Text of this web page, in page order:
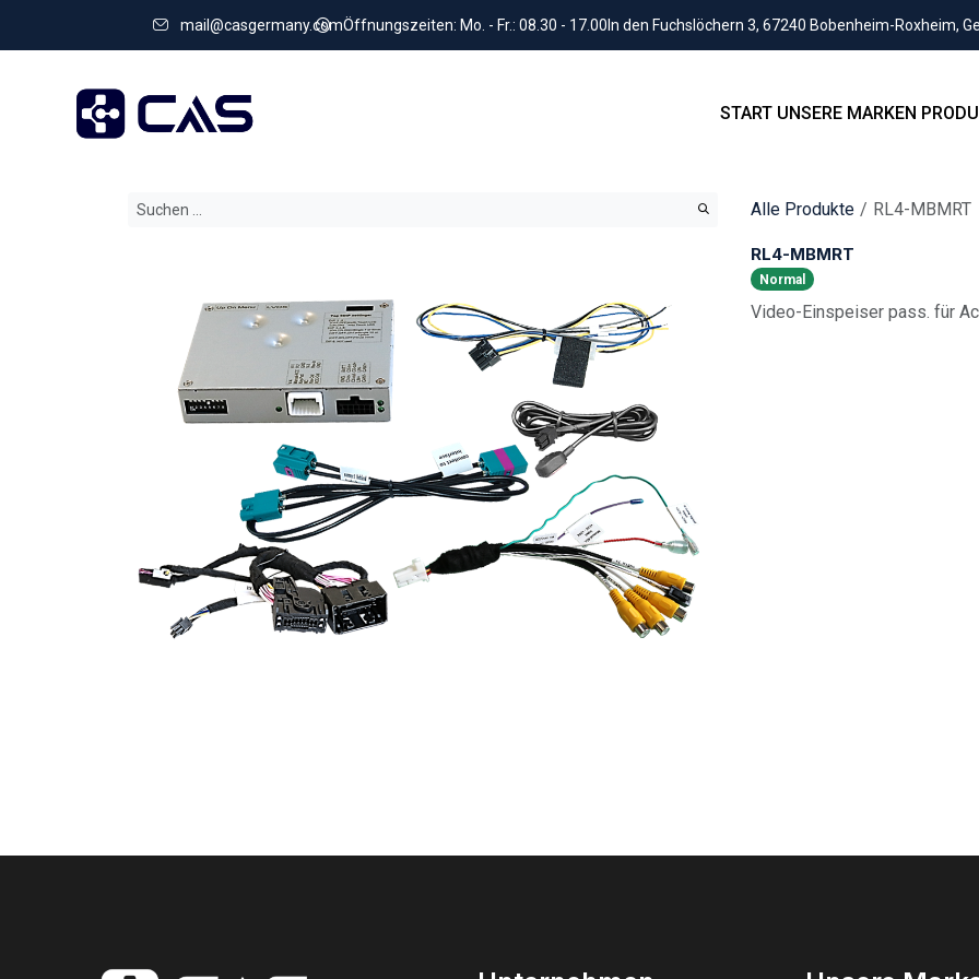
mail@casgermany.comÖffnungszeiten: Mo. - Fr.: 08.30 - 17.00 In den Fuchslöchern 3, 67240 Bobenheim-Roxheim,
START UNSERE MARKEN
Alle Produkte RL4-MBMRT
RL4-MBMRT
Normal
Video-Einspeiser pass. für